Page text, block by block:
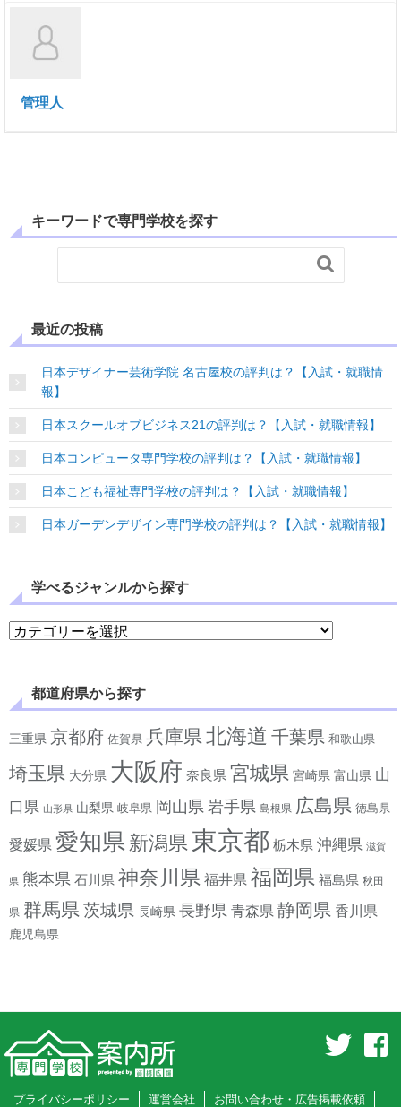
管理人
キーワードで専門学校を探す

最近の投稿
日本デザイナー芸術学院 名古屋校の評判は？【入試・就職情
報】
日本スクールオブビジネス21の評判は？【入試・就職情報】
日本コンピュータ専門学校の評判は？【入試・就職情報】
日本こども福祉専門学校の評判は？【入試・就職情報】
日本ガーデンデザイン専門学校の評判は？【入試・就職情報】
学べるジャンルから探す
学べるジャンルから探す
都道府県から探す
三重県 京都府 佐賀県 兵庫県 北海道 千葉県 和歌山県
埼玉県 大分県 大阪府 奈良県 宮城県 宮崎県 富山県 山
口県 山形県 山梨県 岐阜県 岡山県 岩手県 島根県 広島県 徳島県
愛媛県 愛知県 新潟県 東京都 栃木県 沖縄県 滋賀
県 熊本県 石川県 神奈川県 福井県 福岡県 福島県 秋田
県 群馬県 茨城県 長崎県 長野県 青森県 静岡県 香川県
鹿児島県
プライバシーポリシー 運営会社 お問い合わせ・広告掲載依頼